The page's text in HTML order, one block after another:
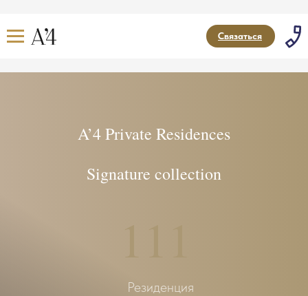
Связаться
A’4 Private Residences
Signature collection
Резиденция